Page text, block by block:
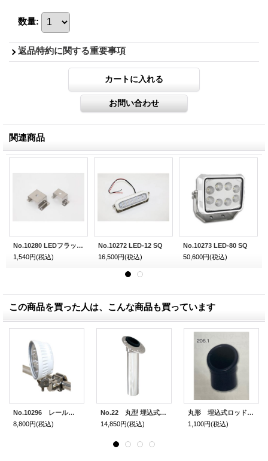
数量:
返品特約に関する重要事項
関連商品
No.10280 LEDフラット面取り付け金具（M8）
1,540円(税込)
No.10272 LED-12 SQ
16,500円(税込)
No.10273 LED-80 SQ
50,600円(税込)
この商品を買った人は、こんな商品も買っています
No.10296 レール取り付け金具L字 M8
8,800円(税込)
No.22 丸型 埋込式ロッドホルダー （ロングタイプ）
14,850円(税込)
丸形 埋込式ロッドホルダー用 入口樹脂
1,100円(税込)